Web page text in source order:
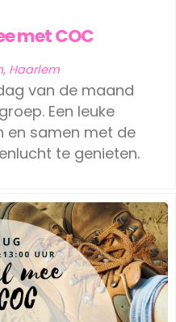
met COC
Haarlem
van de maand
Een leuke
en samen met de
te genieten.